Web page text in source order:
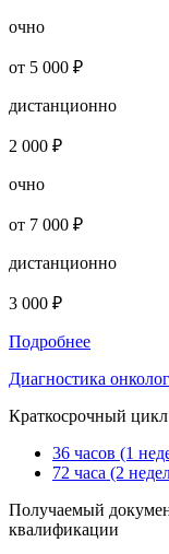
очно
от 5 000 ₽
дистанционно
2 000 ₽
очно
от 7 000 ₽
дистанционно
3 000 ₽
Подробнее
Диагностика
Краткосрочный цикл
36 часов (1
72 часа (2
Получаемый
квалификации